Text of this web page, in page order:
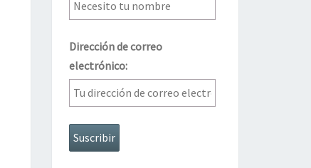
Dirección de correo
electrónico: